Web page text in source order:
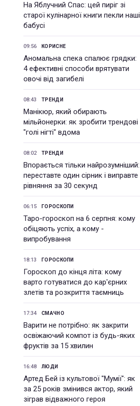
На Яблучний Спас: цей пиріг зі
старої кулінарної книги пекли наші
бабусі
09:56 КОРИСНЕ
Аномальна спека спалює грядки:
4 ефективні способи врятувати
овочі від загибелі
08:43 ТРЕНДИ
Манікюр, який обирають
мільйонерки: як зробити трендові
"голі нігті" вдома
08:02 ТРЕНДИ
Впорається тільки найрозумніший:
переставте один сірник і виправте
рівняння за 30 секунд
06:15 ГОРОСКОПИ
Таро-гороскоп на 6 серпня: кому
обіцяють успіх, а кому -
випробування
18:13 ГОРОСКОПИ
Гороскоп до кінця літа: кому
варто готуватися до кар'єрних
злетів та розкриття таємниць
17:34 СМАЧНО
Варити не потрібно: як закрити
освіжаючий компот із будь-яких
фруктів за 15 хвилин
16:48 ЛЮДИ
Артед Бей із культової "Мумії": як
за 25 років змінився актор, який
зіграв відважного героя